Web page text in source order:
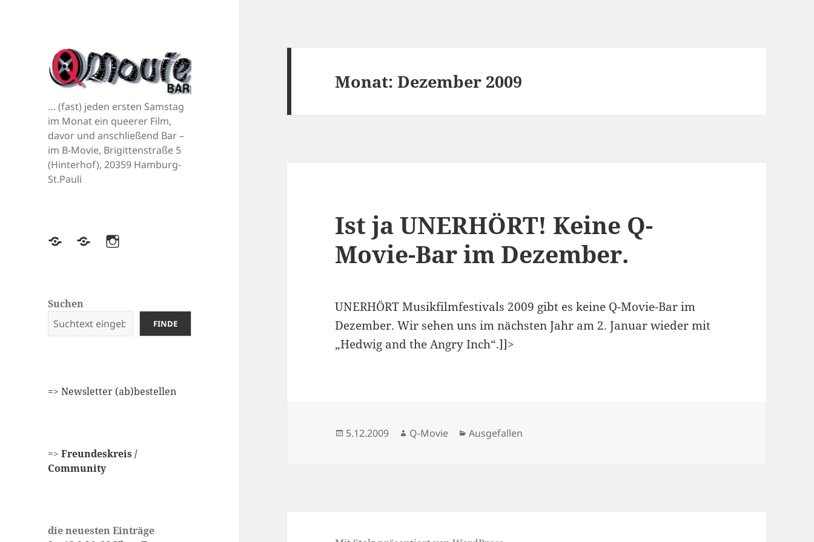
… (fast) jeden ersten Samstag
im Monat ein queerer Film,
davor und anschließend Bar –
im B-Movie, Brigittenstraße 5
(Hinterhof), 20359 Hamburg-
St.Pauli
BlueskyMastodonInstagram
Suchen
FINDE
=> Newsletter (ab)bestellen
=>Freundeskreis /
Community
die neuesten Einträge
Monat:Dezember 2009
Ist ja UNERHÖRT! Keine Q-
Movie-Bar im Dezember.
UNERHÖRT Musikfilmfestivals 2009 gibt es keine Q-Movie-Bar im
Dezember. Wir sehen uns im nächsten Jahr am 2. Januar wieder mit
„Hedwig and the Angry Inch“.]]>
Veröffentlicht
5.12.2009 Autor
Q-Movie Kategorien
Ausgefallen